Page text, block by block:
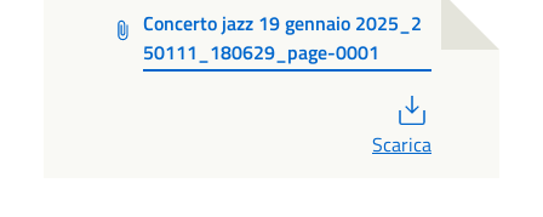
Concerto jazz 19 gennaio 2025_2
50111_180629_page-0001
Scarica